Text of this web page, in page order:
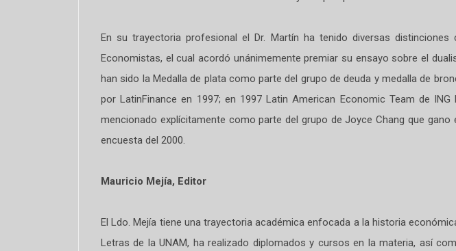
En su trayectoria profesional el Dr. Martín ha tenido diversas
Economistas, el cual acordó unánimemente premiar su ensayo sobre el
han sido la Medalla de plata como parte del grupo de deuda y medalla de
por LatinFinance en 1997; en 1997 Latin American Economic Team de
mencionado explícitamente como parte del grupo de Joyce Chang que
encuesta del 2000.
Mauricio Mejía, Editor
El Ldo. Mejía tiene una trayectoria académica enfocada a la historia
Letras de la UNAM, ha realizado diplomados y cursos en la materia, así